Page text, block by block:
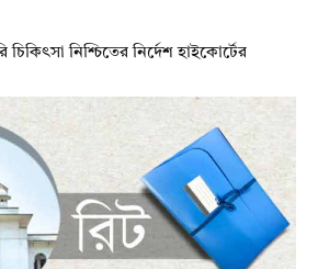
নিশ্চিতের নির্দেশ হাইকোর্টের